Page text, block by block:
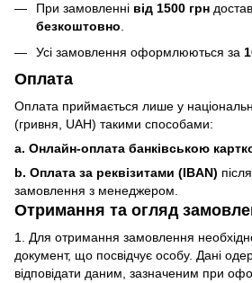
При замовленні від 1500 грн
безкоштовно.
Усі замовлення оформлюються за
Оплата
Оплата приймається лише у
(гривня, UAH) такими способами:
a. Онлайн-оплата банківською
b. Оплата за реквізитами (IBAN)
замовлення з менеджером.
Отримання та огляд
1. Для отримання замовлення
документ, що посвідчує особу. Дані
відповідати даним, зазначеним при